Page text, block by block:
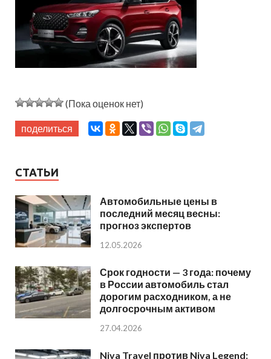
(Пока оценок нет)
поделиться
СТАТЬИ
Автомобильные цены в
последний месяц весны:
прогноз экспертов
12.05.2026
Срок годности — 3 года: почему
в России автомобиль стал
дорогим расходником, а не
долгосрочным активом
27.04.2026
Niva Travel против Niva Legend: